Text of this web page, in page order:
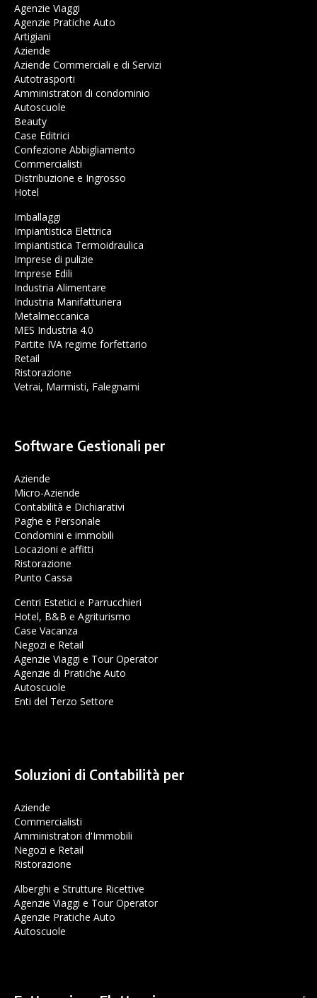
Agenzie Viaggi
Agenzie Pratiche Auto
Artigiani
Aziende
Aziende Commerciali e di Servizi
Autotrasporti
Amministratori di condominio
Autoscuole
Beauty
Case Editrici
Confezione Abbigliamento
Commercialisti
Distribuzione e Ingrosso
Hotel
Imballaggi
Impiantistica Elettrica
Impiantistica Termoidraulica
Imprese di pulizie
Imprese Edili
Industria Alimentare
Industria Manifatturiera
Metalmeccanica
MES Industria 4.0
Partite IVA regime forfettario
Retail
Ristorazione
Vetrai, Marmisti, Falegnami
Software Gestionali per
Aziende
Micro-Aziende
Contabilità e Dichiarativi
Paghe e Personale
Condomini e immobili
Locazioni e affitti
Ristorazione
Punto Cassa
Centri Estetici e Parrucchieri
Hotel, B&B e Agriturismo
Case Vacanza
Negozi e Retail
Agenzie Viaggi e Tour Operator
Agenzie di Pratiche Auto
Autoscuole
Enti del Terzo Settore
Soluzioni di Contabilità per
Aziende
Commercialisti
Amministratori d'Immobili
Negozi e Retail
Ristorazione
Alberghi e Strutture Ricettive
Agenzie Viaggi e Tour Operator
Agenzie Pratiche Auto
Autoscuole